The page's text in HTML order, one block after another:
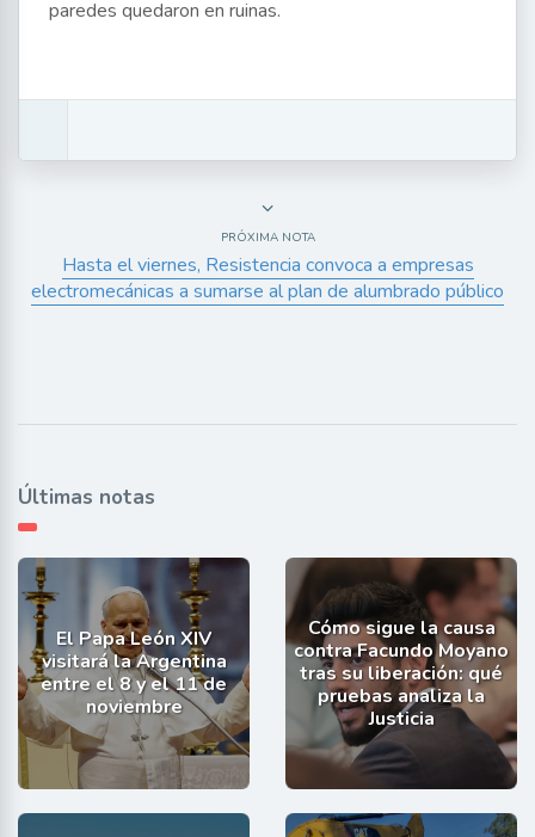
paredes quedaron en ruinas.
PRÓXIMA NOTA
Hasta el viernes, Resistencia convoca a empresas
electromecánicas a sumarse al plan de alumbrado público
Últimas notas
El Papa León XIV
visitará la Argentina
entre el 8 y el 11 de
noviembre
Cómo sigue la causa
contra Facundo Moyano
tras su liberación: qué
pruebas analiza la
Justicia